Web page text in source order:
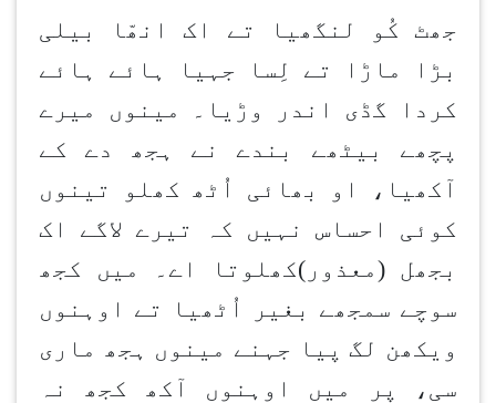
جھٹ کُو لنگھیا تے اک انھّا بیلی
بڑا ماڑا تے لِسا جہیا ہائے ہائے
کردا گڈی اندر وڑیا۔ مینوں میرے
پچھے بیٹھے بندے نے ہجھ دے کے
آکھیا، او بھائی اُٹھ کھلو تینوں
کوئی احساس نہیں کہ تیرے لاگے اک
بجھل (معذور)کھلوتا اے۔ میں کجھ
سوچے سمجھے بغیر اُٹھیا تے اوہنوں
ویکھن لگ پیا جہنے مینوں ہجھ ماری
سی، پر میں اوہنوں آکھ کجھ نہ